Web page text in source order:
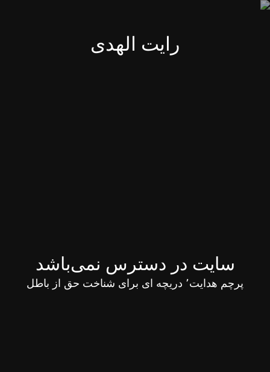
رایت الهدی
سایت در دسترس نمی‌باشد
پرچم هدایت٬ دریچه ای برای شناخت حق از باطل